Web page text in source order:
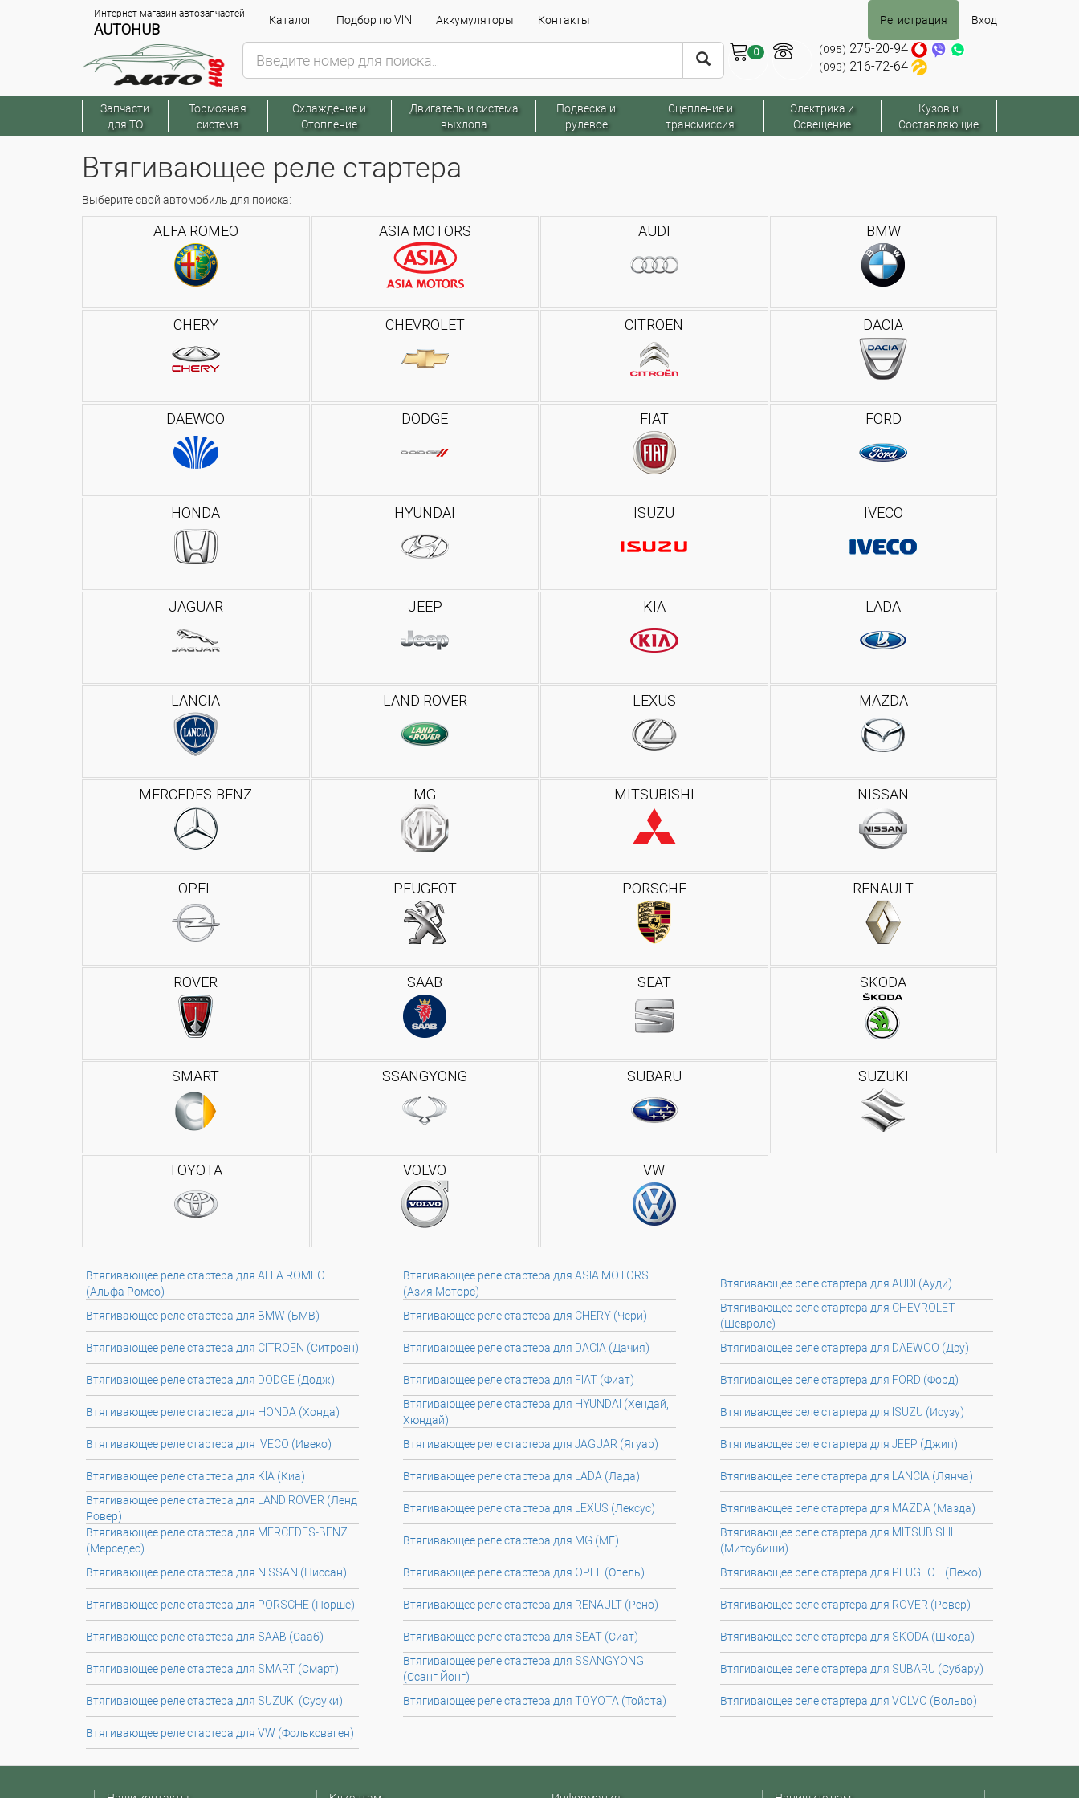
Интернет-магазин автозапчастей
AUTOHUB
Каталог Подбор по VIN Аккумуляторы Контакты Регистрация Вход
0 (095) 275-20-94
(093) 216-72-64
Запчасти
для ТО
Тормозная
система
Охлаждение и
Отопление
Двигатель и система
выхлопа
Подвеска и
рулевое
Сцепление и
трансмиссия
Электрика и
Освещение
Кузов и
Составляющие
Втягивающее реле стартера
Выберите свой автомобиль для поиска:
ALFA ROMEO ASIA MOTORS AUDI BMW
CHERY CHEVROLET CITROEN DACIA
DAEWOO DODGE FIAT FORD
HONDA HYUNDAI ISUZU IVECO
JAGUAR JEEP KIA LADA
LANCIA LAND ROVER LEXUS MAZDA
MERCEDES-BENZ MG MITSUBISHI NISSAN
OPEL PEUGEOT PORSCHE RENAULT
ROVER SAAB SEAT SKODA
SMART SSANGYONG SUBARU SUZUKI
TOYOTA VOLVO VW
Втягивающее реле стартера для ALFA ROMEO
(Альфа Ромео)
Втягивающее реле стартера для ASIA MOTORS
(Азия Моторс)
Втягивающее реле стартера для AUDI (Ауди)
Втягивающее реле стартера для BMW (БМВ) Втягивающее реле стартера для CHERY (Чери)
Втягивающее реле стартера для CHEVROLET
(Шевроле)
Втягивающее реле стартера для CITROEN (Ситроен)
Втягивающее реле стартера для DACIA (Дачия) Втягивающее реле стартера для DAEWOO (Дэу)
Втягивающее реле стартера для DODGE (Додж) Втягивающее реле стартера для FIAT (Фиат) Втягивающее реле стартера для FORD (Форд)
Втягивающее реле стартера для HONDA (Хонда)
Втягивающее реле стартера для HYUNDAI (Хендай,
Хюндай)
Втягивающее реле стартера для ISUZU (Исузу)
Втягивающее реле стартера для IVECO (Ивеко) Втягивающее реле стартера для JAGUAR (Ягуар) Втягивающее реле стартера для JEEP (Джип)
Втягивающее реле стартера для KIA (Киа) Втягивающее реле стартера для LADA (Лада)
Втягивающее реле стартера для LANCIA (Лянча)
Втягивающее реле стартера для LAND ROVER (Ленд
Ровер)
Втягивающее реле стартера для LEXUS (Лексус)
Втягивающее реле стартера для MAZDA (Мазда)
Втягивающее реле стартера для MERCEDES-BENZ
(Мерседес)
Втягивающее реле стартера для MG (МГ)
Втягивающее реле стартера для MITSUBISHI
(Митсубиши)
Втягивающее реле стартера для NISSAN (Ниссан)
Втягивающее реле стартера для OPEL (Опель) Втягивающее реле стартера для PEUGEOT (Пежо)
Втягивающее реле стартера для PORSCHE (Порше) Втягивающее реле стартера для RENAULT (Рено) Втягивающее реле стартера для ROVER (Ровер)
Втягивающее реле стартера для SAAB (Сааб) Втягивающее реле стартера для SEAT (Сиат) Втягивающее реле стартера для SKODA (Шкода)
Втягивающее реле стартера для SMART (Смарт)
Втягивающее реле стартера для SSANGYONG
(Ссанг Йонг)
Втягивающее реле стартера для SUBARU (Субару)
Втягивающее реле стартера для SUZUKI (Сузуки) Втягивающее реле стартера для TOYOTA (Тойота) Втягивающее реле стартера для VOLVO (Вольво)
Втягивающее реле стартера для VW (Фольксваген)